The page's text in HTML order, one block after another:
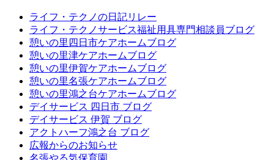
ライフ・テクノの日記リレー
ライフ・テクノサービス福祉用具専門相談員ブログ
憩いの里四日市ケアホームブログ
憩いの里津ケアホームブログ
憩いの里伊賀ケアホームブログ
憩いの里名張ケアホームブログ
憩いの里鴻之台ケアホームブログ
デイサービス 四日市 ブログ
デイサービス 伊賀 ブログ
アクトハーフ鴻之台 ブログ
広報からのお知らせ
名張やる気保育園